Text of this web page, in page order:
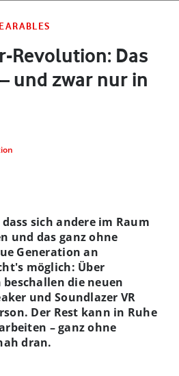
Revolution: Das
und zwar nur in
sich andere im Raum
und das ganz ohne
Generation an
möglich: Über
die neuen
und Soundlazer VR
Der Rest kann in Ruhe
– ganz ohne
dran.